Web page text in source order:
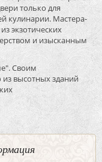
только для
кулинарии. Мастера-
экзотических
и изысканным
Своим
высотных зданий